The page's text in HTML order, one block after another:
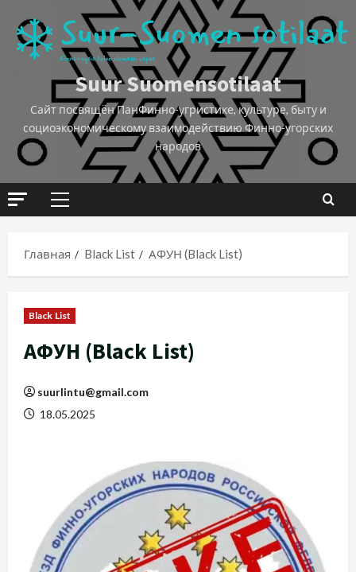
Suur Suomensotilaat
Сайт посвящён ПанФинно-угристике, культуре, быту и
социоэкономическому взаимодействию Финно-угорских
народов
Главная Black List АФУН (Black List)
Black List
АФУН (Black List)
suurlintu@gmail.com
18.05.2025